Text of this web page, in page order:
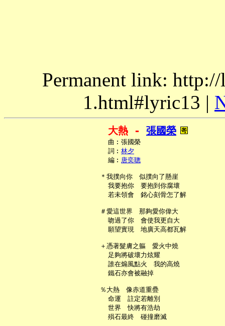
Permanent link:
1.html#lyric13 |
大熱 - 張國榮
     曲︰張國榮
     詞︰
林夕
     編︰
唐奕聰
   ＊我撲向你　似撲向了懸崖
     我要抱你　要抱到你腐壞
     若未領會　銘心刻骨怎了解
   ＃愛這世界　那夠愛你偉大
     吻過了你　會使我更自大
     願望實現　地廣天高都瓦解
   ＋憑著髮膚之軀　愛火中燒
     足夠將破壞力炫耀
     誰在煽風點火　我的高燒
     鐵石亦會被融掉
   ％大熱　像赤道重疊
     命運　註定若離別
     世界　快將有浩劫
     殞石最終　碰撞磨滅